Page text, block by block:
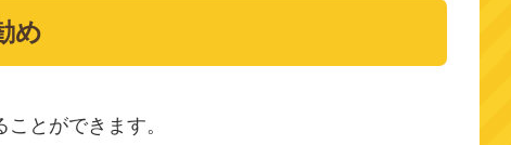
め
とができます。